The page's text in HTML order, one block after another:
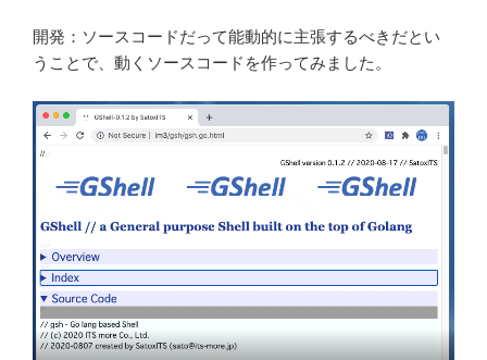
開発：ソースコードだって能動的に主張するべきだとい
うことで、動くソースコードを作ってみました。